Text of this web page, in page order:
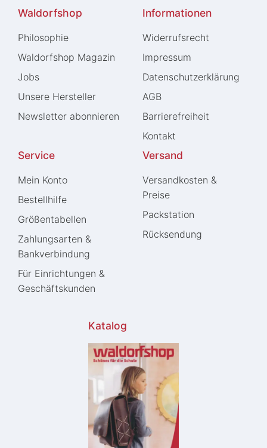
Waldorfshop
Philosophie
Waldorfshop Magazin
Jobs
Unsere Hersteller
Newsletter abonnieren
Informationen
Widerrufs­recht
Impressum
Daten­schutz­erklärung
AGB
Barrierefreiheit
Kontakt
Service
Mein Konto
Bestellhilfe
Größentabellen
Zahlungsarten &
Bankverbindung
Für Einrichtungen &
Geschäftskunden
Versand
Versandkosten &
Preise
Packstation
Rücksendung
Katalog